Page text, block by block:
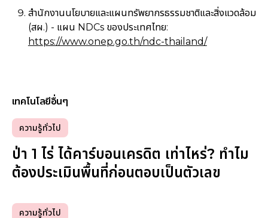
สำนักงานนโยบายและแผนทรัพยากรธรรมชาติและสิ่งแวดล้อม
(สผ.) - แผน NDCs ของประเทศไทย:
https://www.onep.go.th/ndc-thailand/
เทคโนโลยีอื่นๆ
ความรู้ทั่วไป
ป่า 1 ไร่ ได้คาร์บอนเครดิต เท่าไหร่? ทำไม
ต้องประเมินพื้นที่ก่อนตอบเป็นตัวเลข
ความรู้ทั่วไป